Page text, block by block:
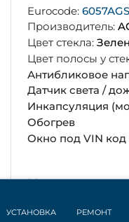
Eurocode:
Производитель:
Цвет стекла:
Цвет полосы у
Антибликовое
Датчик света /
Инкапсуляция
Обогрев
Окно под VIN код
Цена49 600
Установкаот
УСТАНОВКА РЕМОНТ